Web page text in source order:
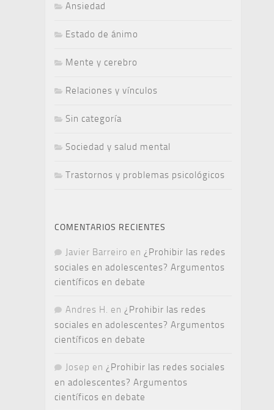
Ansiedad
Estado de ánimo
Mente y cerebro
Relaciones y vínculos
Sin categoría
Sociedad y salud mental
Trastornos y problemas psicológicos
COMENTARIOS RECIENTES
Javier Barreiro en ¿Prohibir las redes
sociales en adolescentes? Argumentos
científicos en debate
Andres H. en ¿Prohibir las redes
sociales en adolescentes? Argumentos
científicos en debate
Josep en ¿Prohibir las redes sociales
en adolescentes? Argumentos
científicos en debate